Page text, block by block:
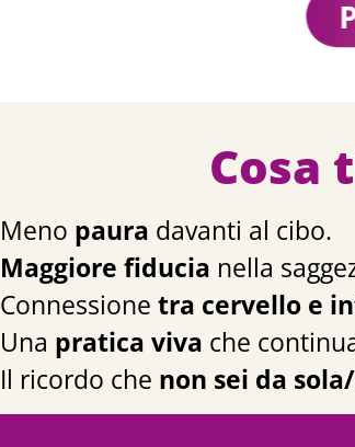
Cosa
Meno paura davanti al cibo.
Maggiore fiducia nella
Connessione tra cervello e
Una pratica viva che
Il ricordo che non sei da